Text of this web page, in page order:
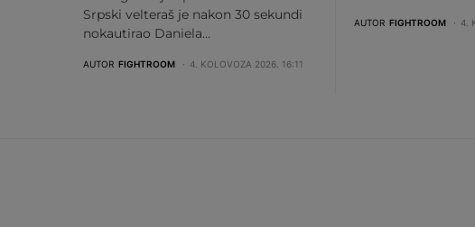
Srpski velteraš je nakon 30 sekundi
nokautirao Daniela…
AUTOR FIGHTROOM 4. KOLOVOZA 2026. 16:11
AUTOR FIGHTROOM 4.